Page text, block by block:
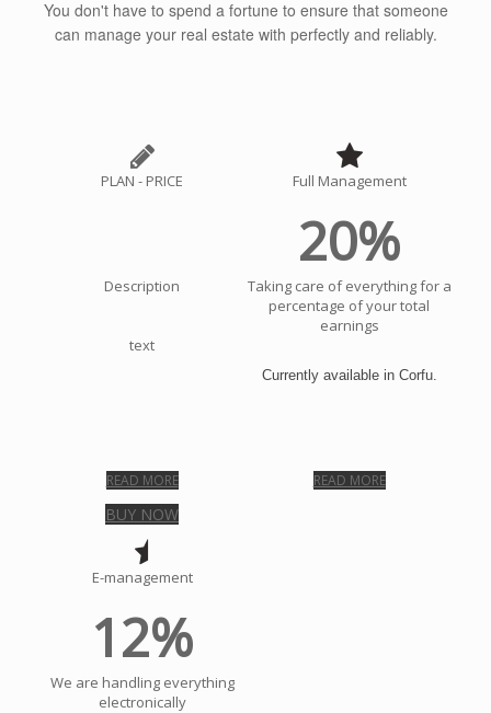
You don't have to spend a fortune to ensure that someone
can manage your real estate with perfectly and reliably.
PLAN - PRICE
Description
text
READ MORE
BUY NOW
Full Management
20%
Taking care of everything for a
percentage of your total
earnings
Currently available in Corfu.
READ MORE
E-management
12%
We are handling everything
electronically